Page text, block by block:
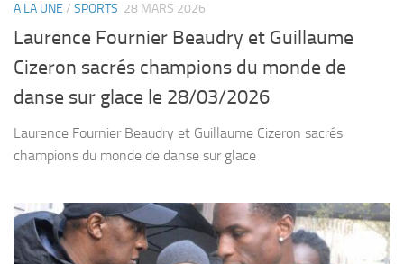
A LA UNE / SPORTS 28 MARS 2026
Laurence Fournier Beaudry et Guillaume
Cizeron sacrés champions du monde de
danse sur glace le 28/03/2026
Laurence Fournier Beaudry et Guillaume Cizeron sacrés
champions du monde de danse sur glace